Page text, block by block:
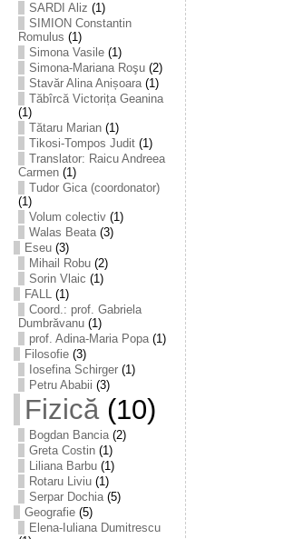
SARDI Aliz (1)
SIMION Constantin
Romulus (1)
Simona Vasile(1)
Simona-Mariana Roşu(2)
Stavăr Alina Anișoara(1)
Tăbîrcă Victorița Geanina
(1)
Tătaru Marian(1)
Tikosi-Tompos Judit(1)
Translator: Raicu Andreea
Carmen(1)
Tudor Gica (coordonator)
(1)
Volum colectiv(1)
Walas Beata(3)
Eseu(3)
Mihail Robu(2)
Sorin Vlaic (1)
FALL(1)
Coord.: prof. Gabriela
Dumbrăvanu(1)
prof. Adina-Maria Popa(1)
Filosofie(3)
Iosefina Schirger(1)
Petru Ababii (3)
Fizică(10)
Bogdan Bancia(2)
Greta Costin(1)
Liliana Barbu(1)
Rotaru Liviu(1)
Serpar Dochia(5)
Geografie(5)
Elena-Iuliana Dumitrescu